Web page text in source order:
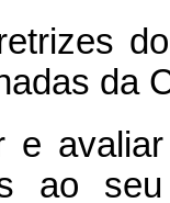
da
e
ao